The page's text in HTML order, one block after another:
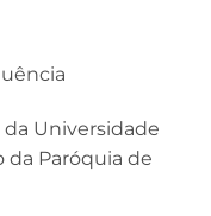
Universidade
da Paróquia de